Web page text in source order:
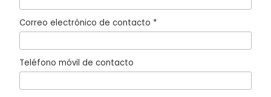
Correo electrónico de contacto *
Teléfono móvil de contacto